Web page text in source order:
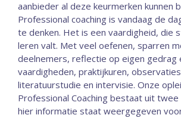
aanbieder al deze keurmerken kunnen
Professional coaching is vandaag de
te denken. Het is een vaardigheid, die
leren valt. Met veel oefenen, sparren
deelnemers, reflectie op eigen gedrag
vaardigheden, praktijkuren,
literatuurstudie en intervisie. Onze
Professional Coaching bestaat uit twee
hier informatie staat weergegeven